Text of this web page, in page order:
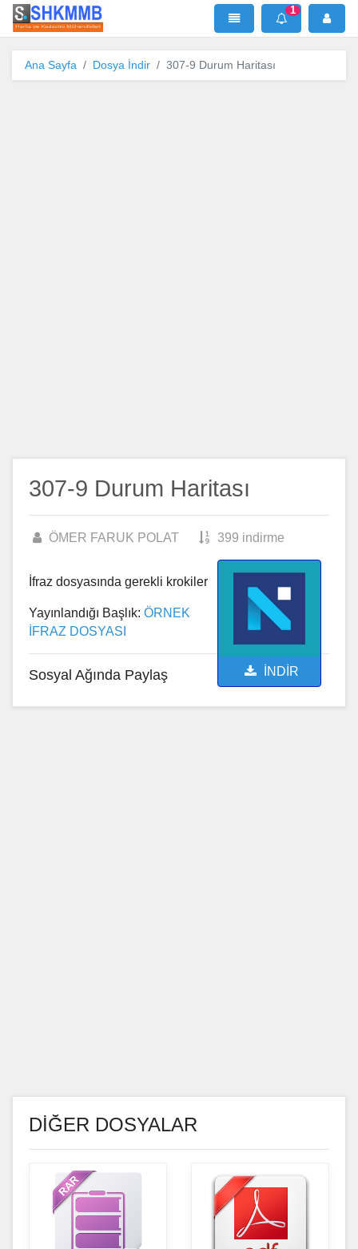
SHKMMB MenÜ Mesaj
1
Ana Sayfa Dosya İndir 307-9 Durum Haritası
307-9 Durum Haritası
ÖMER FARUK POLAT 399 indirme
İNDİR
İfraz dosyasında gerekli krokiler
Yayınlandığı Başlık: ÖRNEK
İFRAZ DOSYASI
Sosyal Ağında Paylaş
DİĞER DOSYALAR